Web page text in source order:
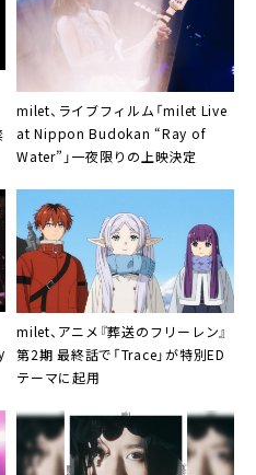
milet、ライブフィルム「milet Live
at Nippon Budokan “Ray of
Water”」一夜限りの上映決定
milet、アニメ『葬送のフリーレン』
第2期 最終話で「Trace」が特別ED
テーマに起用